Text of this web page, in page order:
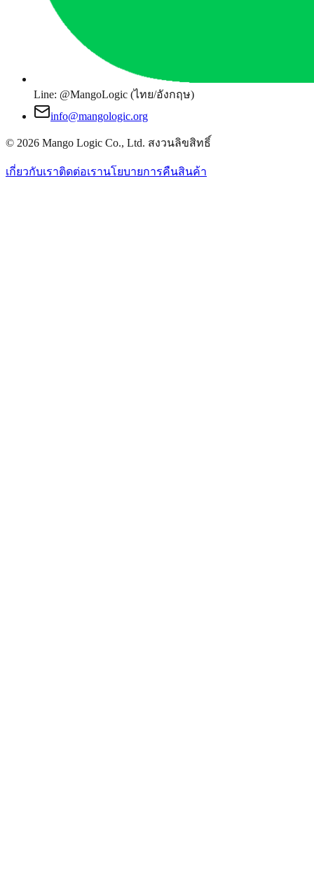
Line: @MangoLogic (ไทย/อังกฤษ)
info@mangologic.org
© 2026 Mango Logic Co., Ltd. สงวนลิขสิทธิ์
เกี่ยวกับเราติดต่อเรานโยบายการคืนสินค้า